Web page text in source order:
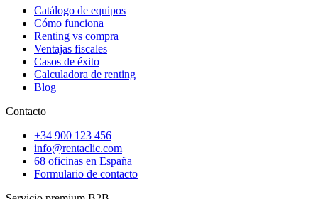
Catálogo de equipos
Cómo funciona
Renting vs compra
Ventajas fiscales
Casos de éxito
Calculadora de renting
Blog
Contacto
+34 900 123 456
info@rentaclic.com
68 oficinas en España
Formulario de contacto